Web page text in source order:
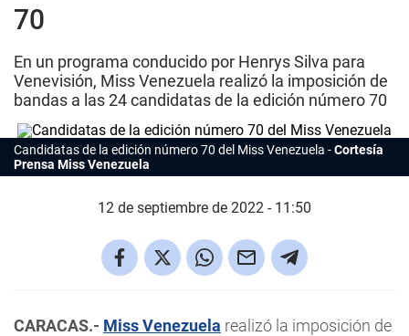
70
En un programa conducido por Henrys Silva para
Venevisión, Miss Venezuela realizó la imposición de
bandas a las 24 candidatas de la edición número 70
Candidatas de la edición número 70 del Miss Venezuela
Cortesía
Prensa Miss Venezuela
12 de septiembre de 2022 - 11:50
CARACAS.- Miss Venezuela realizó la imposición de